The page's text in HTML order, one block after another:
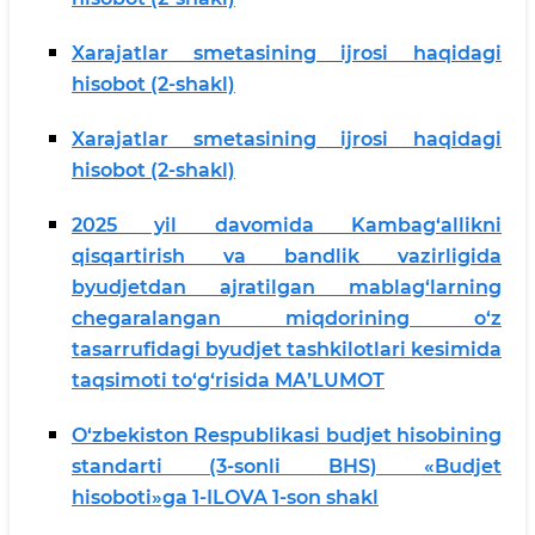
Xarajatlar smetasining ijrosi haqidagi
hisobot (2-shakl)
Xarajatlar smetasining ijrosi haqidagi
hisobot (2-shakl)
2025 yil davomida Kambag‘allikni
qisqartirish va bandlik vazirligida
byudjetdan ajratilgan mablag‘larning
chegaralangan miqdorining o‘z
tasarrufidagi byudjet tashkilotlari kesimida
taqsimoti to‘g‘risida MAʼLUMOT
O‘zbekiston Respublikasi budjet hisobining
standarti (3-sonli BHS) «Budjet
hisoboti»ga 1-ILOVA 1-son shakl